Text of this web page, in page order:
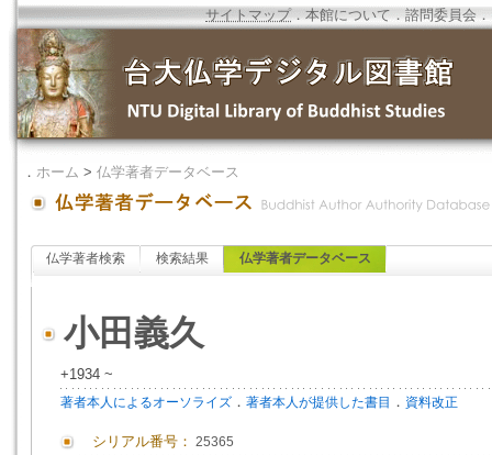
サイトマップ．本館について ．諮問委員会 ．
． ホーム > 仏学著者データベース
仏学著者検索 検索結果 仏学著者データベース
小田義久
+1934 ~
著者本人によるオーソライズ ． 著者本人が提供した書目 ． 資料改正
シリアル番号： 25365